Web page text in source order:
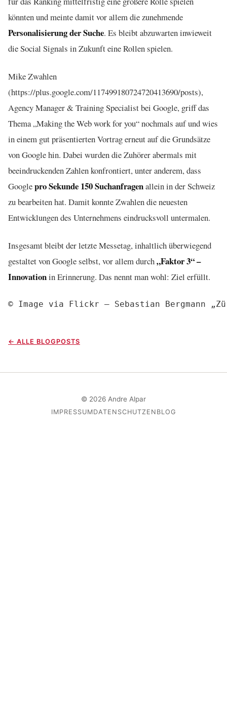
könnten und meinte damit vor allem die zunehmende
Personalisierung der Suche. Es bleibt abzuwarten inwieweit
die Social Signals in Zukunft eine Rollen spielen.
Mike Zwahlen
(https://plus.google.com/117499180724720413690/posts),
Agency Manager & Training Specialist bei Google, griff das
Thema „Making the Web work for you“ nochmals auf und wies
in einem gut präsentierten Vortrag erneut auf die Grundsätze
von Google hin. Dabei wurden die Zuhörer abermals mit
beeindruckenden Zahlen konfrontiert, unter anderem, dass
Googlepro Sekunde 150 Suchanfragenallein in der Schweiz
zu bearbeiten hat. Damit konnte Zwahlen die neuesten
Entwicklungen des Unternehmens eindrucksvoll untermalen.
Insgesamt bleibt der letzte Messetag, inhaltlich überwiegend
gestaltet von Google selbst, vor allem durch„Faktor 3“ –
Innovationin Erinnerung. Das nennt man wohl: Ziel erfüllt.
← ALLE BLOGPOSTS
© 2026 Andre Alpar
IMPRESSUMDATENSCHUTZEN BLOG